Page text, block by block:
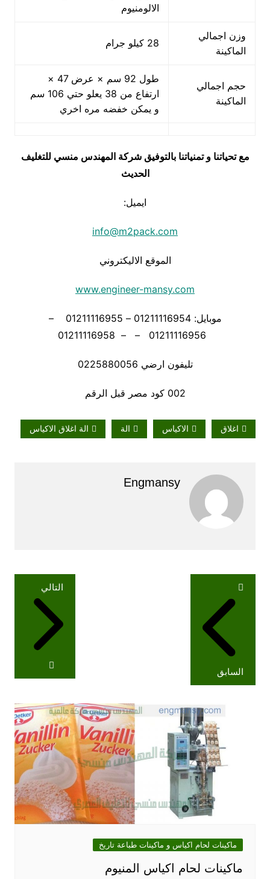
الالومنيوم
وزن اجمالي
الماكينة
28 كيلو جرام
حجم اجمالي
الماكينة
طول 92 سم × عرض 47 ×
ارتفاع من 38 يعلو حتي 106 سم
و يمكن خفضه مره اخري
مع تحياتنا و تمنياتنا بالتوفيق شركة المهندس منسي للتغليف
الحديث
ايميل:
info@m2pack.com
الموقع الاليكتروني
www.engineer-mansy.com
موبايل: 01211116954 – 01211116955 –
تليفون ارضي 0225880056
002 كود مصر قبل الرقم
اغلاق الاكياس الة الة اغلاق الاكياس
Engmansy
تصفّح
المقالات
السابق
التالي
ماكينات لحام اكياس و ماكينات طباعة تاريخ
ماكينات لحام اكياس المنيوم